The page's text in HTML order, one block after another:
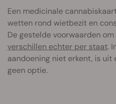
Een medicinale
wetten rond wietbezit en
De gestelde voorwaarden
verschillen echter per staat.
aandoening niet erkent, is uit
geen optie.